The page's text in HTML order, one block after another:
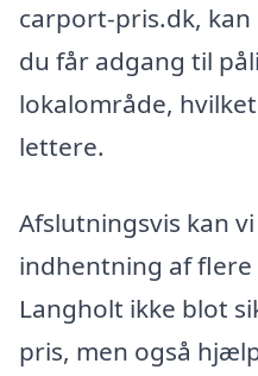
carport-pris.dk,
du får adgang til
lokalområde,
lettere.
Afslutningsvis kan
indhentning af
Langholt ikke blot
pris, men også